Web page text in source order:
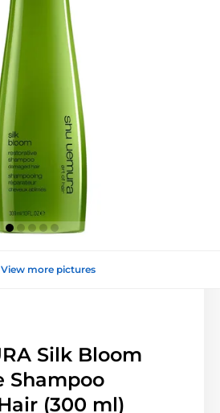
View more pictures
Silk Bloom
Shampoo
(300 ml)